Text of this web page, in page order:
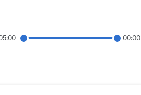
00:00